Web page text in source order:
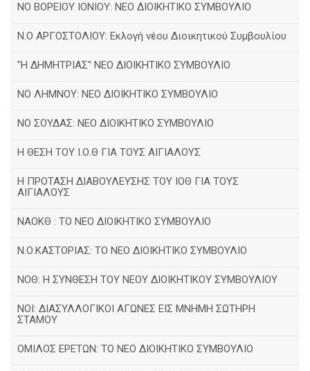
NO BOΡΕΙΟΥ ΙΟΝΙΟΥ: ΝΕΟ ΔΙΟΙΚΗΤΙΚΟ ΣΥΜΒΟΥΛΙΟ
Ν.Ο ΑΡΓΟΣΤΟΛΙΟΥ: Εκλογή νέου Διοικητικού Συμβουλίου
"Η ΔΗΜΗΤΡΙΑΣ" ΝΕΟ ΔΙΟΙΚΗΤΙΚΟ ΣΥΜΒΟΥΛΙΟ
ΝΟ ΛΗΜΝΟΥ: ΝΕΟ ΔΙΟΙΚΗΤΙΚΟ ΣΥΜΒΟΥΛΙΟ
ΝΟ ΣΟΥΔΑΣ: NEO ΔΙΟΙΚΗΤΙΚΟ ΣΥΜΒΟΥΛΙΟ
Η ΘΕΣΗ ΤΟΥ Ι.Ο.Θ ΓΙΑ ΤΟΥΣ ΑΙΓΙΑΛΟΥΣ
Η ΠΡΟΤΑΣΗ ΔΙΑΒΟΥΛΕΥΣΗΣ ΤΟΥ ΙΟΘ ΓΙΑ ΤΟΥΣ
ΑΙΓΙΑΛΟΥΣ
ΝΑΟΚΘ : ΤΟ ΝΕΟ ΔΙΟΙΚΗΤΙΚΟ ΣΥΜΒΟΥΛΙΟ
Ν.Ο.ΚΑΣΤΟΡΙΑΣ: ΤΟ ΝΕΟ ΔΙΟΙΚΗΤΙΚΟ ΣΥΜΒΟΥΛΙΟ
ΝΟΘ: Η ΣΥΝΘΕΣΗ ΤΟΥ ΝΕΟΥ ΔΙΟΙΚΗΤΙΚΟΥ ΣΥΜΒΟΥΛΙΟΥ
ΝΟΙ: ΔΙΑΣΥΛΛΟΓΙΚΟΙ ΑΓΩΝΕΣ ΕΙΣ ΜΝΗΜΗ ΣΩΤΗΡΗ
ΣΤΑΜΟΥ
ΟΜΙΛΟΣ ΕΡΕΤΩΝ: ΤΟ ΝΕΟ ΔΙΟΙΚΗΤΙΚΟ ΣΥΜΒΟΥΛΙΟ